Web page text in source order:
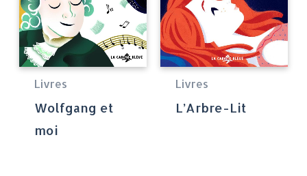
Livres
Wolfgang et
moi
Livres
L’Arbre-Lit